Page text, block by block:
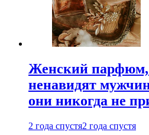
Женский
ненавидят
они никогда не
2 года спустя2 года спустя